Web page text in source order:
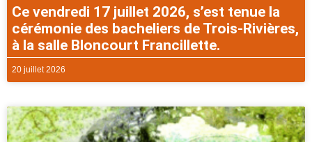
Ce vendredi 17 juillet 2026, s’est tenue la
cérémonie des bacheliers de Trois-Rivières,
à la salle Bloncourt Francillette.
20 juillet 2026